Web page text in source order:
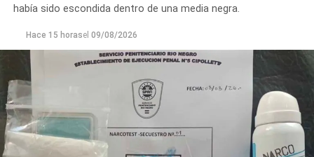
había sido escondida dentro de una media negra.
Hace 15 horasel 09/08/2026